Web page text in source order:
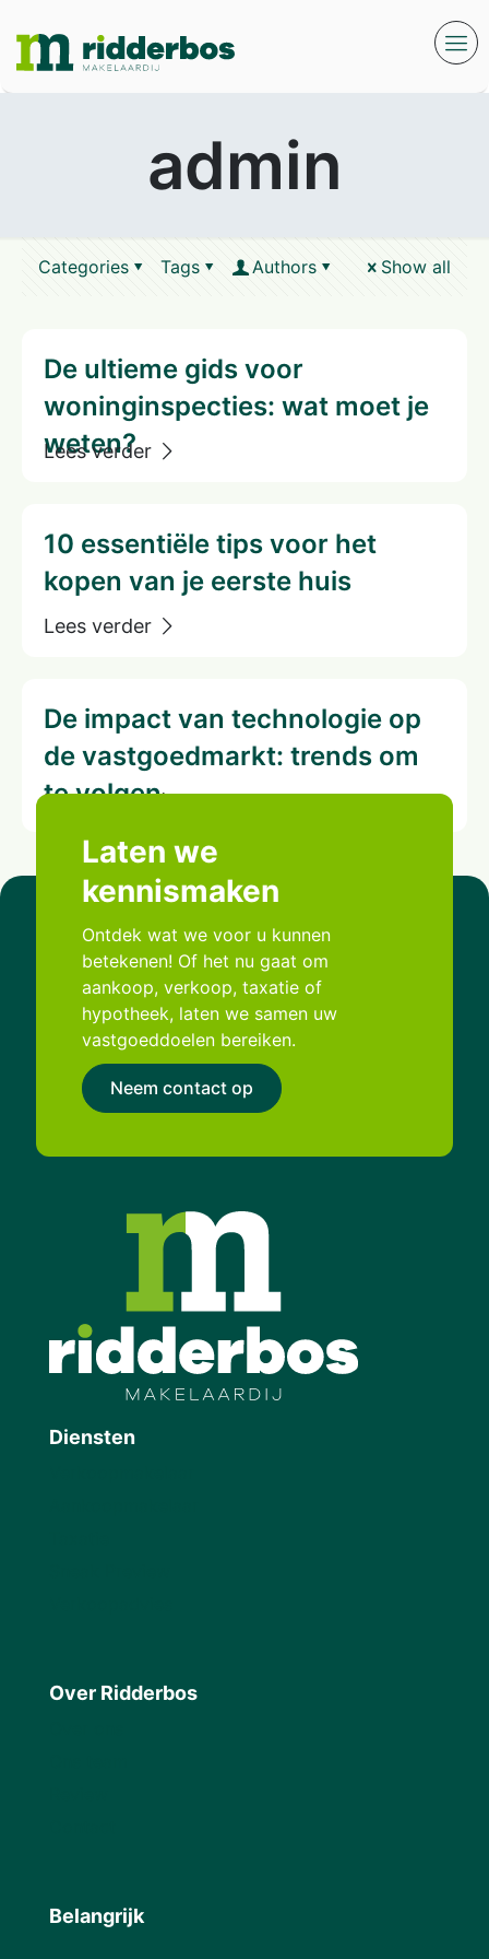
admin
Categories Tags Authors Show all
De ultieme gids voor
woninginspecties: wat moet je
weten?
10 essentiële tips voor het
kopen van je eerste huis
De impact van technologie op
de vastgoedmarkt: trends om
te volgen
Laten we
kennismaken
Ontdek wat we voor u kunnen
betekenen! Of het nu gaat om
aankoop, verkoop, taxatie of
hypotheek, laten we samen uw
vastgoeddoelen bereiken.
Neem contact op
Diensten
Over Ridderbos
Belangrijk